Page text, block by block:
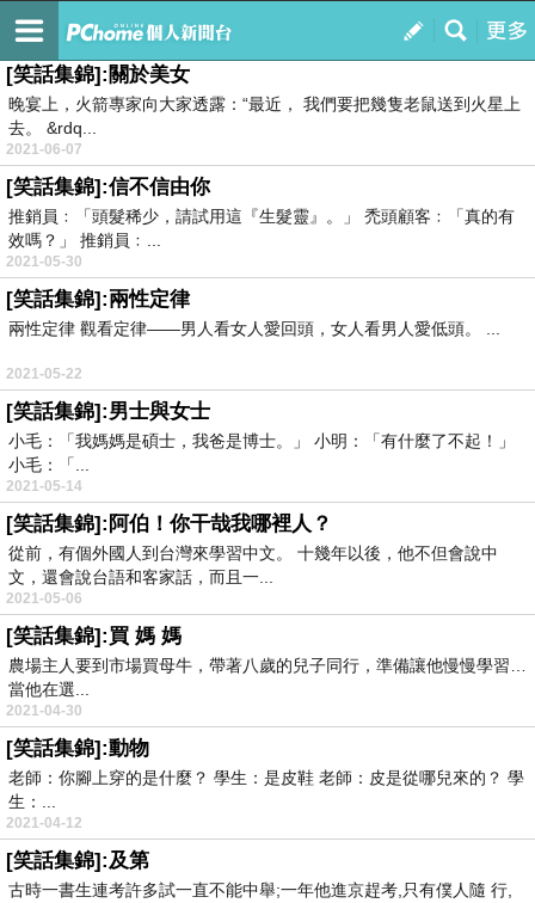
我的
訂閱
台鈴(dhlee0501)趴趴照
[笑話集錦]:關於美女
晚宴上，火箭專家向大家透露：“最近， 我們要把幾隻老鼠送到火星上
去。 &rdq...
2021-06-07
[笑話集錦]:信不信由你
推銷員﹕「頭髮稀少，請試用這『生髮靈』。」 禿頭顧客﹕「真的有
效嗎？」 推銷員﹕...
2021-05-30
[笑話集錦]:兩性定律
兩性定律 觀看定律——男人看女人愛回頭，女人看男人愛低頭。 ...
2021-05-22
[笑話集錦]:男士與女士
小毛：「我媽媽是碩士，我爸是博士。」 小明：「有什麼了不起！」
小毛：「...
2021-05-14
[笑話集錦]:阿伯！你干哉我哪裡人？
從前，有個外國人到台灣來學習中文。 十幾年以後，他不但會說中
文，還會說台語和客家話，而且一...
2021-05-06
[笑話集錦]:買 媽 媽
農場主人要到市場買母牛，帶著八歲的兒子同行，準備讓他慢慢學習…
當他在選...
2021-04-30
[笑話集錦]:動物
老師：你腳上穿的是什麼？ 學生：是皮鞋 老師：皮是從哪兒來的？ 學
生：...
2021-04-12
[笑話集錦]:及第
古時一書生連考許多試一直不能中舉;一年他進京趕考,只有僕人隨 行,